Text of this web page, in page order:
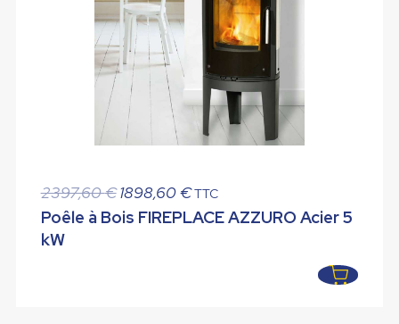
2397,60€ Le
prix
1898,60€Le
prix
TTC
Poêle à Bois FIREPLACE AZZURO Acier 5
kW